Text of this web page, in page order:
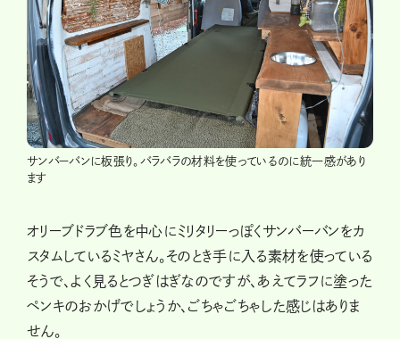
サンバーバンに板張り。バラバラの材料を使っているのに統一感があり
ます
オリーブドラブ色を中心にミリタリーっぽくサンバーバンをカ
スタムしているミヤさん。そのとき手に入る素材を使っている
そうで、よく見るとつぎはぎなのですが、あえてラフに塗った
ペンキのおかげでしょうか、ごちゃごちゃした感じはありま
せん。